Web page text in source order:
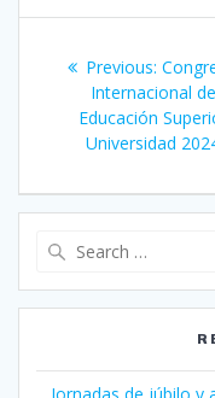
navigation
Previous:
post:
Internacional de
Educación
Universidad